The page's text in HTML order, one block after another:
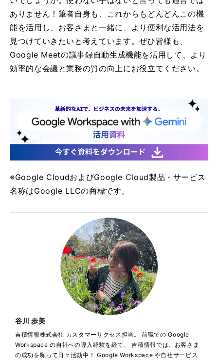
ありません！筆者自身も、これからもどんどんこの機
能を活用し、お客さまと一緒に、より便利な活用法を
見つけていきたいと考えています。ぜひ皆様も、
Google Meetの議事録自動生成機能を活用して、より
効率的な会議と業務の質の向上にお役立てください。
※Google CloudおよびGoogle Cloud製品・サービス
名称はGoogle LLCの商標です。
谷川 歩美
吉積情報株式会社 カスタマーサクセス担当。 前職での Google
Workspace の自社への導入経験を経て、 吉積情報では、お客さま
の成功を願って日々活動中！ Google Workspace や自社サービス